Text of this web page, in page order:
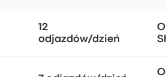
12
odjazdów/dzień